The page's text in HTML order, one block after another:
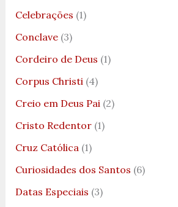
Celebrações (1)
Conclave(3)
Cordeiro de Deus (1)
Corpus Christi(4)
Creio em Deus Pai(2)
Cristo Redentor(1)
Cruz Católica(1)
Curiosidades dos Santos (6)
Datas Especiais (3)